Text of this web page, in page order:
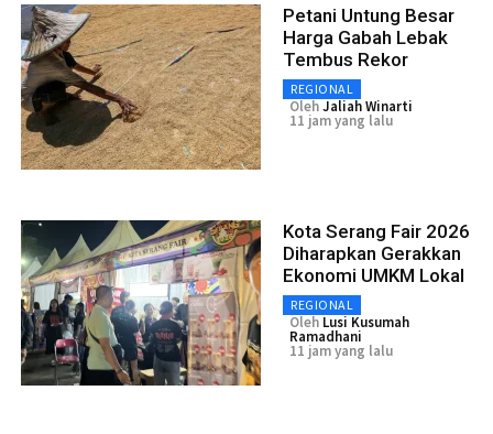
Petani Untung Besar
Harga Gabah Lebak
Tembus Rekor
REGIONAL
OlehJaliah Winarti
11 jam yang lalu
Kota Serang Fair 2026
Diharapkan Gerakkan
Ekonomi UMKM Lokal
REGIONAL
Oleh Lusi Kusumah
Ramadhani
11 jam yang lalu